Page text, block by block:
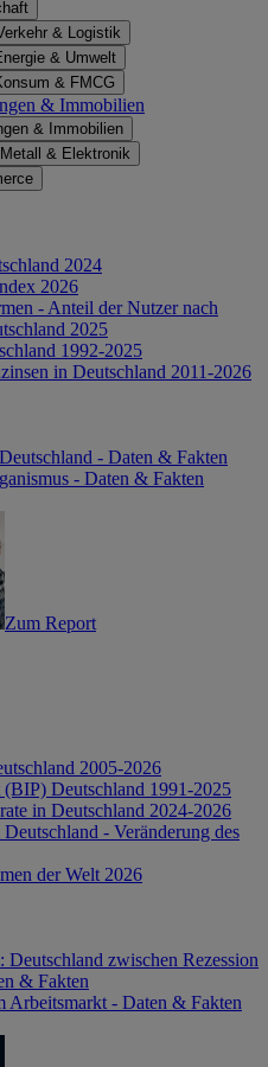
& Logistik
& Umwelt
& FMCG
& Immobilien
& Immobilien
Metall & Elektronik
2024
2026
- Anteil der Nutzer nach
2025
1992-2025
in Deutschland 2011-2026
- Daten & Fakten
- Daten & Fakten
Zum Report
2005-2026
Deutschland 1991-2025
in Deutschland 2024-2026
- Veränderung des
der Welt 2026
Deutschland zwischen Rezession
& Fakten
Arbeitsmarkt - Daten & Fakten